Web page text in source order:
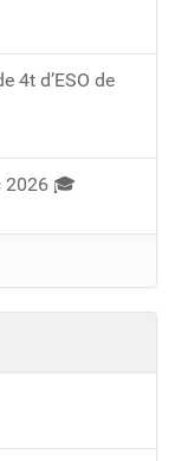
4t d’ESO de
2026 🎓